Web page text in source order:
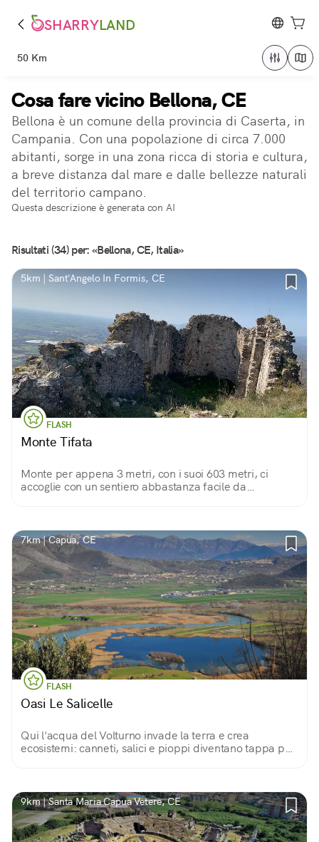
SHARRYLAND
50 Km
Cosa fare vicino Bellona, CE
Bellona è un comune della provincia di Caserta, in
Campania. Con una popolazione di circa 7.000
abitanti, sorge in una zona ricca di storia e cultura,
a breve distanza dal mare e dalle bellezze naturali
del territorio campano.
Questa descrizione è generata con AI
Risultati (34) per: «Bellona, CE, Italia»
5km | Sant'Angelo In Formis, CE
FLASH
Monte Tifata
Monte per appena 3 metri, con i suoi 603 metri, ci
accoglie con un sentiero abbastanza facile da
7km | Capua, CE
FLASH
Oasi Le Salicelle
Qui l'acqua del Volturno invade la terra e crea
ecosistemi: canneti, salici e pioppi diventano tappa per
9km | Santa Maria Capua Vetere, CE